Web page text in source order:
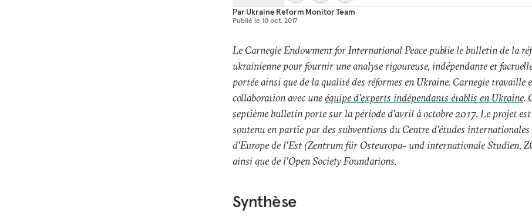
ParUkraine Reform Monitor Team
Publié le 10 oct. 2017
Le Carnegie Endowment for International Peace publie le bulletin de la
ukrainienne pour fournir une analyse rigoureuse, indépendante et
portée ainsi que de la qualité des réformes en Ukraine. Carnegie travaille
collaboration avec uneéquipe d'experts indépendants établis en Ukraine.
septième bulletin porte sur la période d'avril à octobre 2017. Le projet est
soutenu en partie par des subventions du Centre d'études internationales
d'Europe de l'Est (Zentrum für Osteuropa- und internationale Studien,
ainsi que de l'Open Society Foundations.
Synthèse